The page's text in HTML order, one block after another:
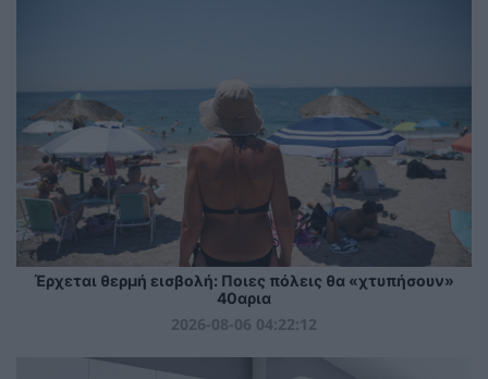
Έρχεται θερμή εισβολή: Ποιες πόλεις θα «χτυπήσουν»
40αρια
2026-08-06 04:22:12